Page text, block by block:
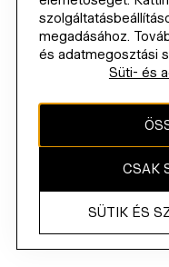
INSTAGRAMICON
TIKTOKLOGO
fizetési
Klarnával
Pay
Google
Pay
View all payment options
megadásához.
és adatmegosztási
Süti- és
CSAK
SÜTIK ÉS